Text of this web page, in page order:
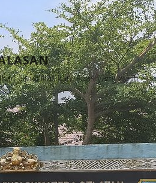
dipublikasikan.Ruas yang wajib